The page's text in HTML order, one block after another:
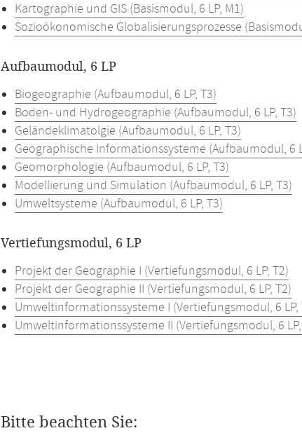
Kartographie und GIS (Basismodul, 6 LP, M1)
Sozioökonomische Globalisierungsprozesse
Aufbaumodul, 6 LP
Biogeographie (Aufbaumodul, 6 LP, T3)
Boden- und Hydrogeographie (Aufbaumodul, 6 LP, T3)
Geländeklimatolgie (Aufbaumodul, 6 LP, T3)
Geographische Informationssysteme (Aufbaumodul, 6
Geomorphologie (Aufbaumodul, 6 LP, T3)
Modellierung und Simulation (Aufbaumodul, 6 LP, T3)
Umweltsysteme (Aufbaumodul, 6 LP, T3)
Vertiefungsmodul, 6 LP
Projekt der Geographie I (Vertiefungsmodul, 6 LP, T2)
Projekt der Geographie II (Vertiefungsmodul, 6 LP, T2)
Umweltinformationssysteme I (Vertiefungsmodul, 6 LP,
Umweltinformationssysteme II (Vertiefungsmodul, 6
Bitte beachten Sie: